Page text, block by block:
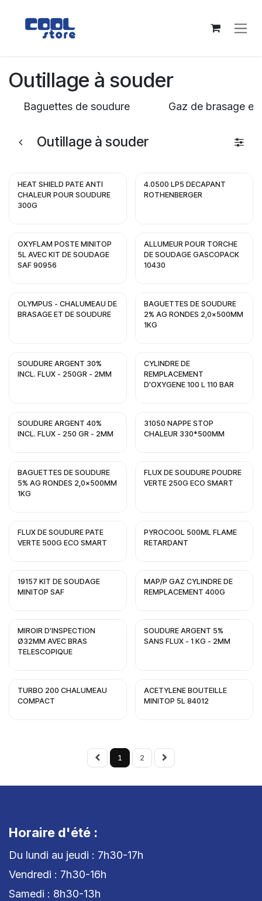
Outillage à souder
Baguettes de soudure Gaz de brasage et
Outillage à souder
HEAT SHIELD PATE ANTI
CHALEUR POUR SOUDURE
300G
4.0500 LP5 DECAPANT
ROTHENBERGER
OXYFLAM POSTE MINITOP
5L AVEC KIT DE SOUDAGE
SAF 90956
ALLUMEUR POUR TORCHE
DE SOUDAGE GASCOPACK
10430
OLYMPUS - CHALUMEAU DE
BRASAGE ET DE SOUDURE
BAGUETTES DE SOUDURE
2% AG RONDES 2,0x500MM
1KG
SOUDURE ARGENT 30%
INCL. FLUX - 250GR - 2MM
CYLINDRE DE
REMPLACEMENT
D'OXYGENE 100 L 110 BAR
SOUDURE ARGENT 40%
INCL. FLUX - 250 GR - 2MM
31050 NAPPE STOP
CHALEUR 330*500MM
BAGUETTES DE SOUDURE
5% AG RONDES 2,0x500MM
1KG
FLUX DE SOUDURE POUDRE
VERTE 250G ECO SMART
FLUX DE SOUDURE PATE
VERTE 500G ECO SMART
PYROCOOL 500ML FLAME
RETARDANT
19157 KIT DE SOUDAGE
MINITOP SAF
MAP/P GAZ CYLINDRE DE
REMPLACEMENT 400G
MIROIR D'INSPECTION
Ø32MM AVEC BRAS
TELESCOPIQUE
SOUDURE ARGENT 5%
SANS FLUX - 1 KG - 2MM
TURBO 200 CHALUMEAU
COMPACT
ACETYLENE BOUTEILLE
MINITOP 5L 84012
1 2
Horaire d'été :
Du lundi au jeudi : 7h30-17h
Vendredi : 7h30-16h
Samedi : 8h30-13h